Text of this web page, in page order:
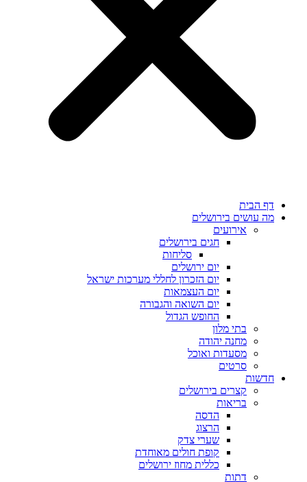
דף הבית
מה עושים בירושלים
אירועים
חגים בירושלים
סליחות
יום ירושלים
יום הזכרון לחללי מערכות ישראל
יום העצמאות
יום השואה והגבורה
החופש הגדול
בתי מלון
מחנה יהודה
מסעדות ואוכל
סרטים
חדשות
קצרים בירושלים
בריאות
הדסה
הרצוג
שערי צדק
קופת חולים מאוחדת
כללית מחוז ירושלים
דתות